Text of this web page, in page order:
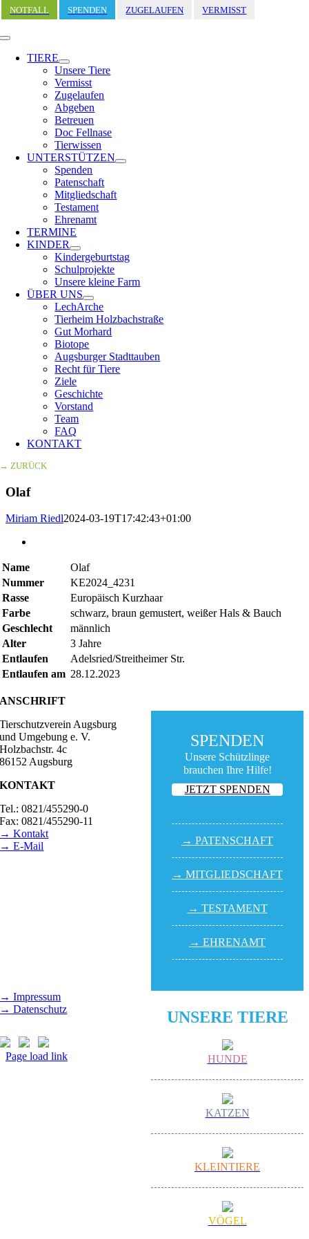
Zum
Inhalt
springen
NOTFALL SPENDEN ZUGELAUFEN VERMISST
Toggle
Navigation
TIERE
Unsere Tiere
Vermisst
Zugelaufen
Abgeben
Betreuen
Doc Fellnase
Tierwissen
UNTERSTÜTZEN
Spenden
Patenschaft
Mitgliedschaft
Testament
Ehrenamt
TERMINE
KINDER
Kindergeburtstag
Schulprojekte
Unsere kleine Farm
ÜBER UNS
LechArche
Tierheim Holzbachstraße
Gut Morhard
Biotope
Augsburger Stadttauben
Recht für Tiere
Ziele
Geschichte
Vorstand
Team
FAQ
KONTAKT
→ ZURÜCK
Olaf
Miriam Riedl2024-03-19T17:42:43+01:00
Name
Olaf
Nummer
KE2024_4231
Rasse
Europäisch Kurzhaar
Farbe
schwarz, braun gemustert, weißer Hals & Bauch
Geschlecht
männlich
Alter
3 Jahre
Entlaufen
Adelsried/Streitheimer Str.
Entlaufen am 28.12.2023
SPENDEN
Unsere Schützlinge
brauchen Ihre Hilfe!
JETZT SPENDEN
→ PATEN­SCHAFT
→ MITGLIED­SCHAFT
→ TESTA­MENT
→ EHREN­AMT
UNSERE TIERE
HUNDE
KATZEN
KLEINTIERE
VÖGEL
ANSCHRIFT
Tierschutzverein Augsburg
und Umgebung e. V.
Holzbachstr. 4c
86152 Augsburg
KONTAKT
Tel.: 0821/455290-0
Fax: 0821/455290-11
→ Kontakt
→ E-Mail
→ Impressum
→ Datenschutz
Page load link